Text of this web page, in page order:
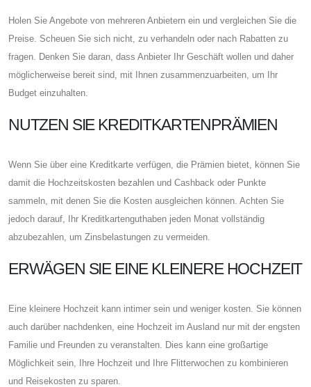
Holen Sie Angebote von mehreren Anbietern ein und vergleichen Sie die
Preise. Scheuen Sie sich nicht, zu verhandeln oder nach Rabatten zu
fragen. Denken Sie daran, dass Anbieter Ihr Geschäft wollen und daher
möglicherweise bereit sind, mit Ihnen zusammenzuarbeiten, um Ihr
Budget einzuhalten.
NUTZEN SIE KREDITKARTENPRÄMIEN
Wenn Sie über eine Kreditkarte verfügen, die Prämien bietet, können Sie
damit die Hochzeitskosten bezahlen und Cashback oder Punkte
sammeln, mit denen Sie die Kosten ausgleichen können. Achten Sie
jedoch darauf, Ihr Kreditkartenguthaben jeden Monat vollständig
abzubezahlen, um Zinsbelastungen zu vermeiden.
ERWÄGEN SIE EINE KLEINERE HOCHZEIT
Eine kleinere Hochzeit kann intimer sein und weniger kosten. Sie können
auch darüber nachdenken, eine Hochzeit im Ausland nur mit der engsten
Familie und Freunden zu veranstalten. Dies kann eine großartige
Möglichkeit sein, Ihre Hochzeit und Ihre Flitterwochen zu kombinieren
und Reisekosten zu sparen.